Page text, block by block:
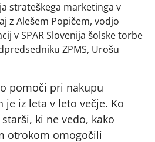
strateškega marketinga v
z Alešem Popičem, vodjo
v SPAR Slovenija šolske torbe
ZPMS, Urošu
pomoči pri nakupu
iz leta v leto večje. Ko
ki ne vedo, kako
otrokom omogočili